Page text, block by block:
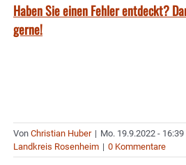
Haben Sie einen Fehler entdeckt?
gerne!
Von Christian Huber | Mo. 19.9.2022 - 16:39
Landkreis Rosenheim | 0 Kommentare